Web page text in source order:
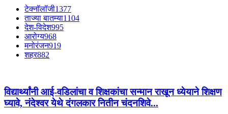
टेक्नॉलॉजी1377
ताज्या बातम्या1104
देश-विदेश995
आरोग्य968
मनोरंजन919
शहर882
विद्यार्थ्यांनी आई-वडिलांचा व शिक्षकांचा सन्मान राखून ध्येयाने शिक्षण
घ्यावे, नंदेश्वर येथे दंगलकार नितीन चंदनशिवे...